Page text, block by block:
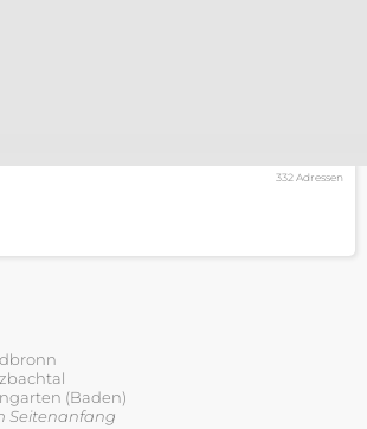
332 Adressen
(Baden)
Seitenanfang